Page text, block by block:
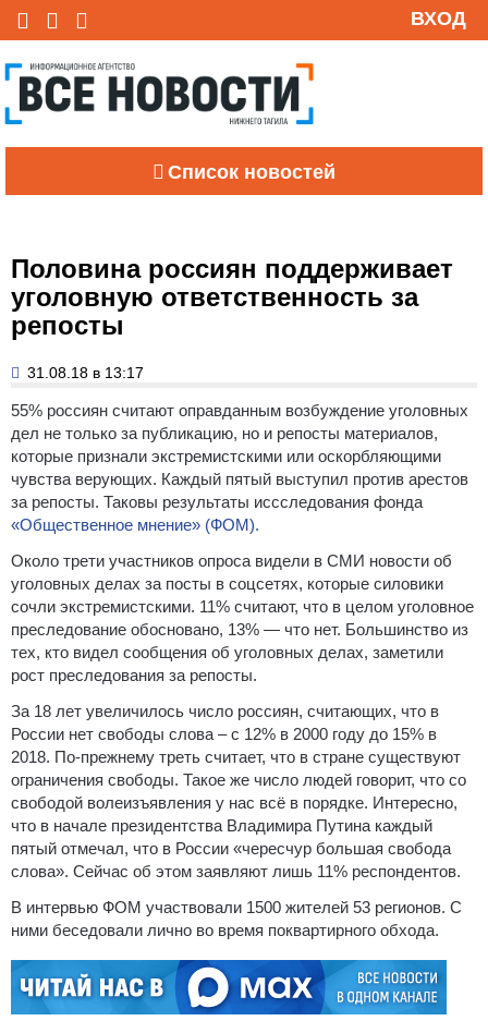
ВХОД
Список новостей
Половина россиян поддерживает
уголовную ответственность за
репосты
31.08.18 в 13:17
55% россиян считают оправданным возбуждение уголовных
дел не только за публикацию, но и репосты материалов,
которые признали экстремистскими или оскорбляющими
чувства верующих. Каждый пятый выступил против арестов
за репосты. Таковы результаты иссследования фонда
«Общественное мнение» (ФОМ).
Около трети участников опроса видели в СМИ новости об
уголовных делах за посты в соцсетях, которые силовики
сочли экстремистскими. 11% считают, что в целом уголовное
преследование обосновано, 13% — что нет. Большинство из
тех, кто видел сообщения об уголовных делах, заметили
рост преследования за репосты.
За 18 лет увеличилось число россиян, считающих, что в
России нет свободы слова – с 12% в 2000 году до 15% в
2018. По-прежнему треть считает, что в стране существуют
ограничения свободы. Такое же число людей говорит, что со
свободой волеизъявления у нас всё в порядке. Интересно,
что в начале президентства Владимира Путина каждый
пятый отмечал, что в России «чересчур большая свобода
слова». Сейчас об этом заявляют лишь 11% респондентов.
В интервью ФОМ участвовали 1500 жителей 53 регионов. С
ними беседовали лично во время поквартирного обхода.